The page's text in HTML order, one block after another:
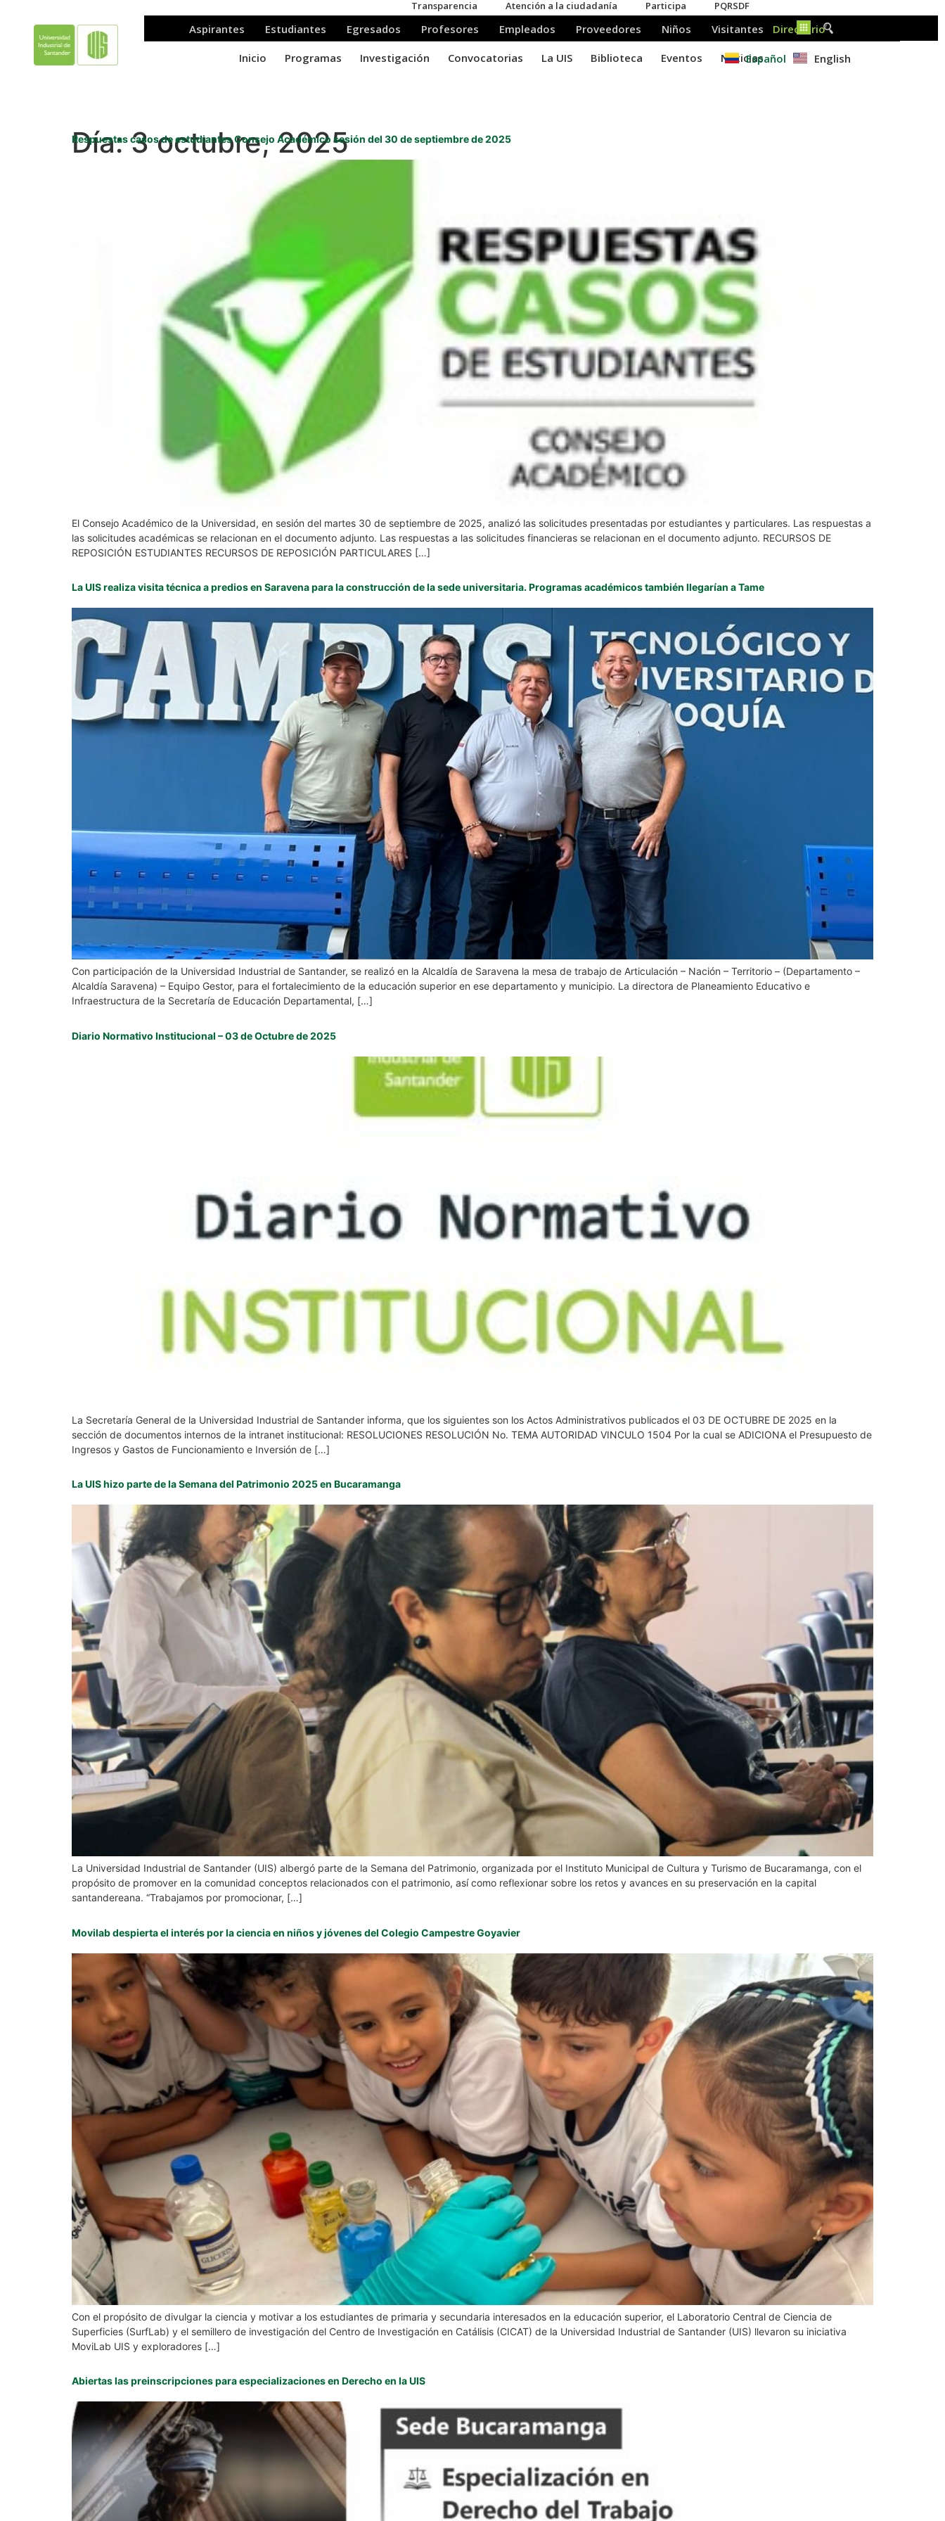
Español English
Día:3 octubre, 2025
Respuestas casos de estudiantes Consejo Académico sesión del 30 de septiembre de 2025
El Consejo Académico de la Universidad, en sesión del martes 30 de septiembre de 2025, analizó las solicitudes presentadas por estudiantes y particulares. Las respuestas a
las solicitudes académicas se relacionan en el documento adjunto. Las respuestas a las solicitudes financieras se relacionan en el documento adjunto. RECURSOS DE
REPOSICIÓN ESTUDIANTES RECURSOS DE REPOSICIÓN PARTICULARES […]
La UIS realiza visita técnica a predios en Saravena para la construcción de la sede universitaria. Programas académicos también llegarían a Tame
Con participación de la Universidad Industrial de Santander, se realizó en la Alcaldía de Saravena la mesa de trabajo de Articulación – Nación – Territorio – (Departamento –
Alcaldía Saravena) – Equipo Gestor, para el fortalecimiento de la educación superior en ese departamento y municipio. La directora de Planeamiento Educativo e
Infraestructura de la Secretaría de Educación Departamental, […]
Diario Normativo Institucional – 03 de Octubre de 2025
La Secretaría General de la Universidad Industrial de Santander informa, que los siguientes son los Actos Administrativos publicados el 03 DE OCTUBRE DE 2025 en la
sección de documentos internos de la intranet institucional: RESOLUCIONES RESOLUCIÓN No. TEMA AUTORIDAD VINCULO 1504 Por la cual se ADICIONA el Presupuesto de
Ingresos y Gastos de Funcionamiento e Inversión de […]
La UIS hizo parte de la Semana del Patrimonio 2025 en Bucaramanga
La Universidad Industrial de Santander (UIS) albergó parte de la Semana del Patrimonio, organizada por el Instituto Municipal de Cultura y Turismo de Bucaramanga, con el
propósito de promover en la comunidad conceptos relacionados con el patrimonio, así como reflexionar sobre los retos y avances en su preservación en la capital
santandereana. “Trabajamos por promocionar, […]
Movilab despierta el interés por la ciencia en niños y jóvenes del Colegio Campestre Goyavier
Con el propósito de divulgar la ciencia y motivar a los estudiantes de primaria y secundaria interesados en la educación superior, el Laboratorio Central de Ciencia de
Superficies (SurfLab) y el semillero de investigación del Centro de Investigación en Catálisis (CICAT) de la Universidad Industrial de Santander (UIS) llevaron su iniciativa
MoviLab UIS y exploradores […]
Abiertas las preinscripciones para especializaciones en Derecho en la UIS